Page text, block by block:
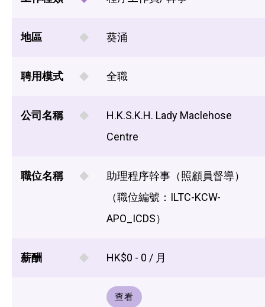
地區 葵涌
聘用模式 全職
公司名稱
H.K.S.K.H. Lady Maclehose
Centre
職位名稱
助理程序幹事（照顧員督導）
（職位編號：ILTC-KCW-
APO_ICDS）
薪酬 HK$0 - 0 / 月
查看